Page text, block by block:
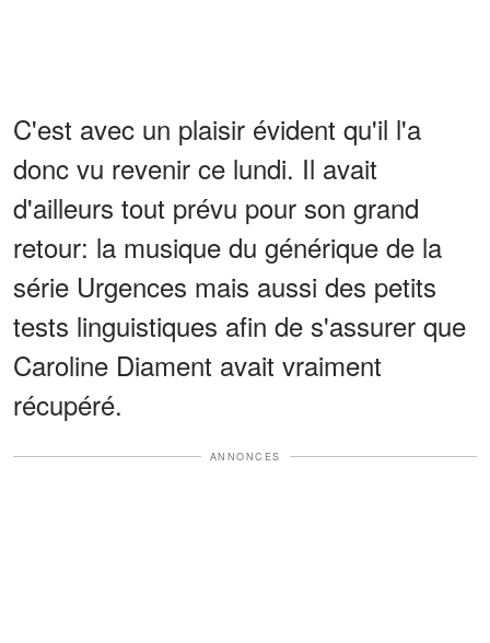
C'est avec un plaisir évident qu'il l'a
donc vu revenir ce lundi. Il avait
d'ailleurs tout prévu pour son grand
retour: la musique du générique de la
série Urgences mais aussi des petits
tests linguistiques afin de s'assurer que
Caroline Diament avait vraiment
récupéré.
ANNONCES